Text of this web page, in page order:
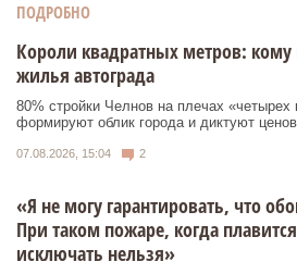
ПОДРОБНО
Короли квадратных метров:
жилья автограда
80% стройки Челнов на плечах «четырех
формируют облик города и диктуют
07.08.2026, 15:04 2
«Я не могу гарантировать, что
При таком пожаре, когда
исключать нельзя»